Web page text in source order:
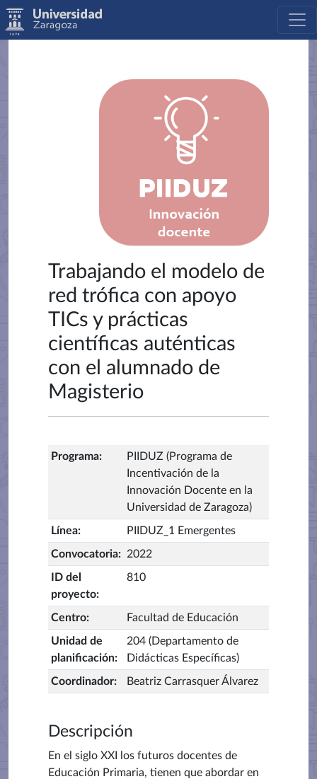
Trabajando el modelo de
red trófica con apoyo
TICs y prácticas
científicas auténticas
con el alumnado de
Magisterio
Programa:
PIIDUZ (Programa de
Incentivación de la
Innovación Docente en la
Universidad de Zaragoza)
Línea: PIIDUZ_1 Emergentes
Convocatoria: 2022
ID del
proyecto:
810
Centro: Facultad de Educación
Unidad de
planificación:
204 (Departamento de
Didácticas Específicas)
Coordinador: Beatriz Carrasquer Álvarez
Descripción
En el siglo XXI los futuros docentes de
Educación Primaria, tienen que abordar en